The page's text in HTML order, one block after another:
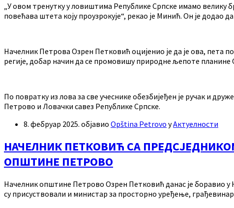
„У овом тренутку у ловиштима Републике Српске имамо велику
повећава штета коју проузрокује“, рекао је Минић. Он је
Начелник Петрова Озрен Петковић оцијенио је да је ова, пета
регије, добар начин да се промовишу природне љепоте планине
По повратку из лова за све учеснике обезбијеђен је ручак и
Петрово и Ловачки савез Републике Српске.
8. фебруар 2025. објавио Opština Petrovo уАктуелности
НАЧЕЛНИК ПЕТКОВИЋ СА
ОПШТИНЕ ПЕТРОВО
Начелник општине Петрово Озрен Петковић данас је боравио у
су присуствовали и министар за просторно уређење,